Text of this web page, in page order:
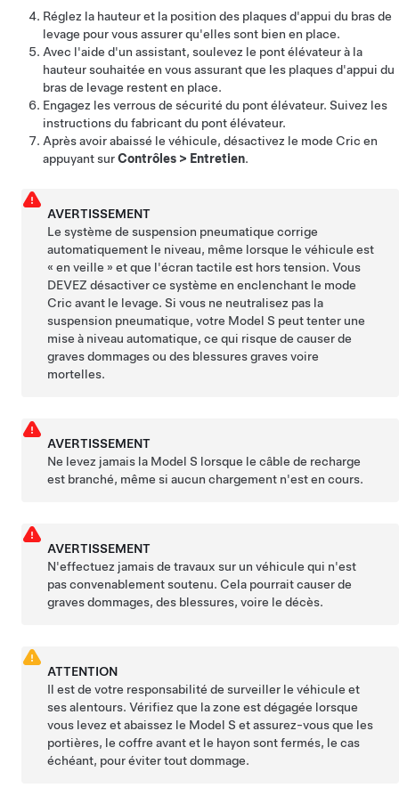
Réglez la hauteur et la position des plaques d'appui du bras de
levage pour vous assurer qu'elles sont bien en place.
Avec l'aide d'un assistant, soulevez le pont élévateur à la
hauteur souhaitée en vous assurant que les plaques d'appui du
bras de levage restent en place.
Engagez les verrous de sécurité du pont élévateur. Suivez les
instructions du fabricant du pont élévateur.
Après avoir abaissé le véhicule, désactivez le mode Cric en
appuyant surContrôles > Entretien.
AVERTISSEMENT
Le système de suspension pneumatique corrige
automatiquement le niveau, même lorsque le véhicule est
« en veille » et que l'écran tactile est hors tension. Vous
DEVEZ désactiver ce système en enclenchant le mode
Cric avant le levage. Si vous ne neutralisez pas la
suspension pneumatique, votre Model S peut tenter une
mise à niveau automatique, ce qui risque de causer de
graves dommages ou des blessures graves voire
mortelles.
AVERTISSEMENT
Ne levez jamais la Model S lorsque le câble de recharge
est branché, même si aucun chargement n'est en cours.
AVERTISSEMENT
N'effectuez jamais de travaux sur un véhicule qui n'est
pas convenablement soutenu. Cela pourrait causer de
graves dommages, des blessures, voire le décès.
ATTENTION
Il est de votre responsabilité de surveiller le véhicule et
ses alentours. Vérifiez que la zone est dégagée lorsque
vous levez et abaissez le Model S et assurez-vous que les
portières, le coffre avant et le hayon sont fermés, le cas
échéant, pour éviter tout dommage.